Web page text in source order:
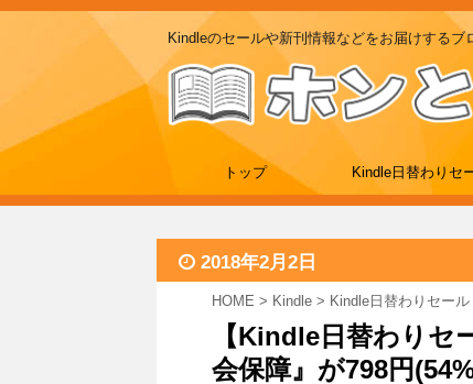
Kindleのセールや新刊情報などをお届けするブ
トップ Kindle日替わりセ
2018年2月2日
HOME > Kindle > Kindle日替わりセール
【Kindle日替わりセ
会保障』が798円